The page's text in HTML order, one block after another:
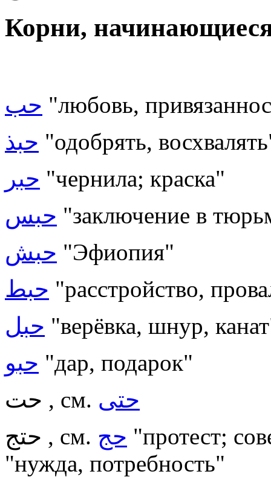
حب "любовь,
حبذ "одобрять,
حبر "чернила; краска"
حبس "заключение в
حبش "Эфиопия"
حبط "расстройство,
حبل "верёвка, шнур,
حبو "дар, подарок"
حت , см. حتى
حتج , см. حج "протест;
"нужда, потребность"